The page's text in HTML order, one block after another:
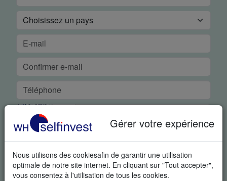
Gérer votre expérience
Nous utilisons des cookiesafin de garantir une utilisation
optimale de notre site internet. En cliquant sur "Tout accepter",
vous consentez à l'utilisation de tous les cookies.
DÉMO GRATUITE EN TEMPS RÉEL
En demandant cet article vous reconnaissez spécifiquement
que nous pouvons vous envoyer des informations